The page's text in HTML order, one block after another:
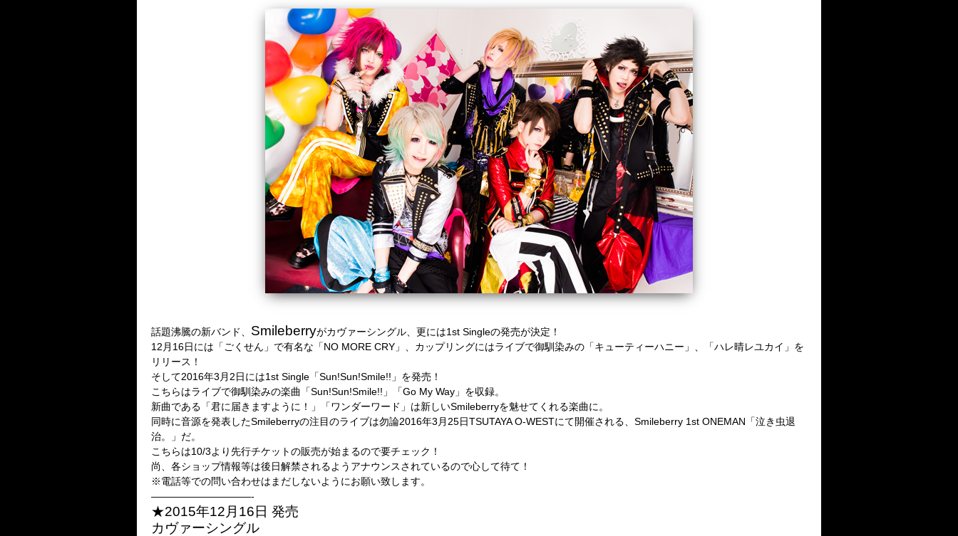
話題沸騰の新バンド、 Smileberryがカヴァーシングル、更には1st Singleの発売が決定！
12月16日には「ごくせん」で有名な「NO MORE CRY」、カップリングにはライブで御馴染みの「キューティーハニー」、「ハレ晴レユカイ」を
リリース！
そして2016年3月2日には1st Single「Sun!Sun!Smile!!」を発売！
こちらはライブで御馴染みの楽曲「Sun!Sun!Smile!!」「Go My Way」を収録。
新曲である「君に届きますように！」「ワンダーワード」は新しいSmileberryを魅せてくれる楽曲に。
同時に音源を発表したSmileberryの注目のライブは勿論2016年3月25日TSUTAYA O-WESTにて開催される、Smileberry 1st ONEMAN「泣き虫退
治。」だ。
こちらは10/3より先行チケットの販売が始まるので要チェック！
尚、各ショップ情報等は後日解禁されるようアナウンスされているので心して待て！
※電話等での問い合わせはまだしないようにお願い致します。
——————————-
★2015年12月16日 発売
カヴァーシングル